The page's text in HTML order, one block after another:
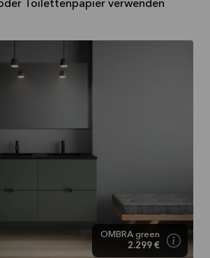
Toilettenpapier verwenden
OMBRA green
2.299 €